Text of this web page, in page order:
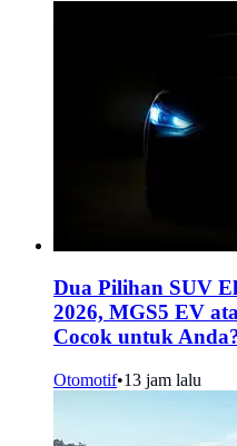
Dua Pilihan SUV
2026, MGS5 EV
Cocok untuk
Otomotif•13 jam lalu